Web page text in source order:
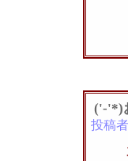
('-'*)
投稿者